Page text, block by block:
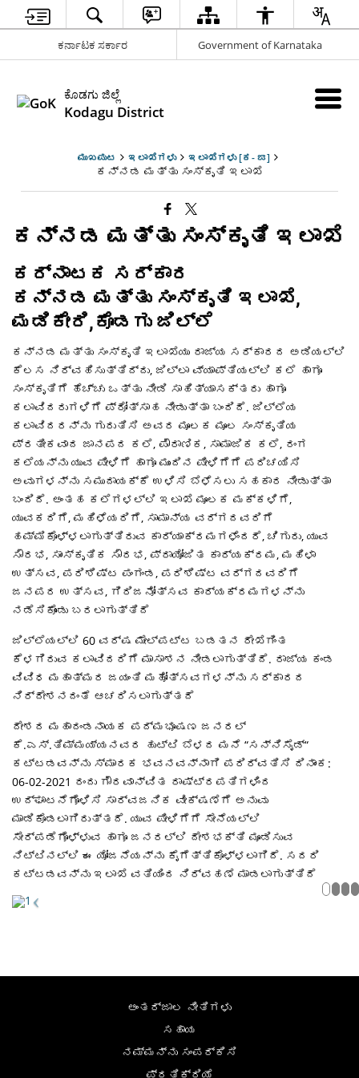
ಕರ್ನಾಟಕ ಸರ್ಕಾರ Government of Karnataka
ಕೊಡಗು ಜಿಲ್ಲೆ
Kodagu District
ಮುಖಪುಟ ಇಲಾಖೆಗಳು ಇಲಾಖೆಗಳು [ಕ- ಙ]
ಕನ್ನಡ ಮತ್ತು ಸಂಸ್ಕೃತಿ ಇಲಾಖೆ
ಕನ್ನಡ ಮತ್ತು ಸಂಸ್ಕೃತಿ ಇಲಾಖೆ
ಕರ್ನಾಟಕ ಸರ್ಕಾರ
ಕನ್ನಡ ಮತ್ತು ಸಂಸ್ಕೃತಿ ಇಲಾಖೆ,
ಮಡಿಕೇರಿ,ಕೊಡಗು ಜಿಲ್ಲೆ
ಕನ್ನಡ ಮತ್ತು ಸಂಸ್ಕೃತಿ ಇಲಾಖೆಯು ರಾಜ್ಯ ಸರ್ಕಾರದ ಅಡಿಯಲ್ಲಿ
ಕೆಲಸ ನಿರ್ವಹಿಸುತ್ತಿದ್ದು, ಜಿಲ್ಲಾ ವ್ಯಾಪ್ತಿಯಲ್ಲಿ ಕಲೆ ಹಾಗೂ
ಸಂಸ್ಕೃತಿಗೆ ಹೆಚ್ಚು ಒತ್ತು ನೀಡಿ ಸಾಹಿತ್ಯಾಸಕ್ತರು ಹಾಗೂ
ಕಲಾವಿದರುಗಳಿಗೆ ಪ್ರೋತ್ಸಾಹ ನೀಡುತ್ತಾ ಬಂದಿದೆ. ಜಿಲ್ಲೆಯ
ಕಲಾವಿದರನ್ನು ಗುರುತಿಸಿ ಅವರ ಮೂಲಕ ಮೂಲ ಸಂಸ್ಕೃತಿಯ
ಪ್ರತೀಕವಾದ ಜಾನಪದ ಕಲೆ, ಪೌರಾಣಿಕ, ಸಾಮಾಜಿಕ ಕಲೆ, ರಂಗ
ಕಲೆಯನ್ನು ಯುವ ಪೀಳಿಗೆ ಹಾಗೂ ಮುಂದಿನ ಪೀಳಿಗೆಗೆ ಪರಿಚಯಿಸಿ
ಅವುಗಳನ್ನು ಸಮುದಾಯಕ್ಕೆ ಉಳಿಸಿ ಬೆಳೆಸಲು ಸಹಕಾರ ನೀಡುತ್ತಾ
ಬಂದಿದೆ. ಅಂತಹ ಕಲೆಗಳಲ್ಲಿ ಇಲಾಖೆ ಮೂಲಕ ಮಕ್ಕಳಿಗೆ,
ಯುವಕರಿಗೆ, ಮಹಿಳೆಯರಿಗೆ, ಸಾಮಾನ್ಯ ವರ್ಗದವರಿಗೆ
ಹಮ್ಮಿಕೊಳ್ಳಲಾಗುತ್ತಿರುವ ಕಾರ್ಯಾಕ್ರಮಗಳೆಂದರೆ, ಚಿಗುರು, ಯುವ
ಸೌರಭ, ಸಾಂಸ್ಕೃತಿಕ ಸೌರಭ, ಪ್ರಾಯೋಜಿತ ಕಾರ್ಯಕ್ರಮ, ಮಹಿಳಾ
ಉತ್ಸವ, ಪರಿಶಿಷ್ಟ ಪಂಗಂಡ, ಪರಿಶಿಷ್ಟ ವರ್ಗದವರಿಗೆ
ಜನಪರ ಉತ್ಸವ, ಗಿರಿಜನೋತ್ಸವ ಕಾರ್ಯಕ್ರಮಗಳನ್ನು
ನಡೆಸಿಕೊಂಡು ಬರಲಾಗುತ್ತಿದೆ
ಜಿಲ್ಲೆಯಲ್ಲಿ 60 ವರ್ಷ ಮೇಲ್ಪಟ್ಟ ಬಡತನ ರೇಖೆಗಿಂತ
ಕೆಳಗಿರುವ ಕಲಾವಿದರಿಗೆ ಮಾಸಾಶನ ನೀಡಲಾಗುತ್ತಿದೆ. ರಾಜ್ಯ ಕಂಡ
ವಿವಿಧ ಮಹಾತ್ಮರ ಜಯಂತಿ ಮಹೋತ್ಸವಗಳನ್ನು ಸರ್ಕಾರದ
ನಿರ್ದೇಶನದಂತೆ ಆಚರಿಸಲಾಗುತ್ತದೆ
ದೇಶದ ಮಹಾದಂಡನಾಯಕ ಪದ್ಮಭೂಷಣ ಜನರಲ್
ಕೆ.ಎಸ್.ತಿಮ್ಮಯ್ಯನವರ ಹುಟ್ಟಿ ಬೆಳದ ಮನೆ “ಸನ್ನಿಸೈಡ್“
ಕಟ್ಟಡವನ್ನು ಸ್ಮಾರಕ ಭವನವನ್ನಾಗಿ ಪರಿರ್ವತಿಸಿ ದಿನಾಂಕ:
06-02-2021 ರಂದು ಗೌರವಾನ್ವಿತ ರಾಷ್ಟ್ರಪತಿಗಳಿಂದ
ಉದ್ಘಾಟನೆಗೊಳಿಸಿ ಸಾರ್ವಜನಿಕ ವೀಕ್ಷಣೆಗೆ ಅನುವು
ಮಾಡಿಕೊಡಲಾಗಿರುತ್ತದೆ. ಯುವ ಪೀಳಿಗೆಗೆ ಸೇನೆಯಲ್ಲಿ
ಸೇರ್ಪಡೆಗೊಳ್ಳುವ ಹಾಗೂ ಜನರಲ್ಲಿ ದೇಶಭಕ್ತಿ ಮೂಡಿಸುವ
ನಿಟ್ಟಿನಲ್ಲಿ ಈ ಯೋಜನೆಯನ್ನು ಕೈಗೆತ್ತಿಕೊಳ್ಳಲಾಗಿದೆ. ಸದರಿ
ಕಟ್ಟಡವನ್ನು ಇಲಾಖೆ ವತಿಯಿಂದ ನಿರ್ವಹಣೆ ಮಾಡಲಾಗುತ್ತಿದೆ
ಅಂತರ್ಜಾಲ ನೀತಿಗಳು
ಸಹಾಯ
ನಮ್ಮನ್ನು ಸಂಪರ್ಕಿಸಿ
ಪ್ರತಿಕ್ರಿಯೆ